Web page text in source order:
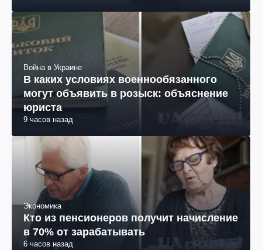
Война в Украине
В каких условиях военнообязанного
могут объявить в розыск: объяснение
юриста
9 часов назад
Экономика
Кто из пенсионеров получит начисление
в 70% от зарабатывать
6 часов назад